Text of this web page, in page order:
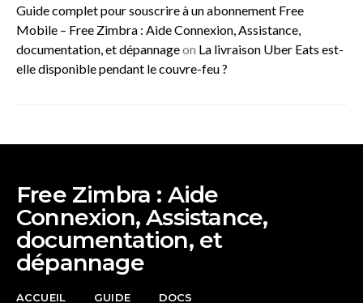
Guide complet pour souscrire à un abonnement Free
Mobile – Free Zimbra : Aide Connexion, Assistance,
documentation, et dépannageon La livraison Uber Eats est-
elle disponible pendant le couvre-feu ?
Free Zimbra : Aide
Connexion, Assistance,
documentation, et
dépannage
ACCUEIL GUIDE DOCS